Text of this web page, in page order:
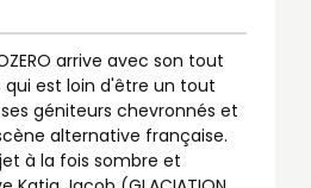
arrive avec son tout
qui est loin d'être un tout
géniteurs chevronnés et
alternative française.
à la fois sombre et